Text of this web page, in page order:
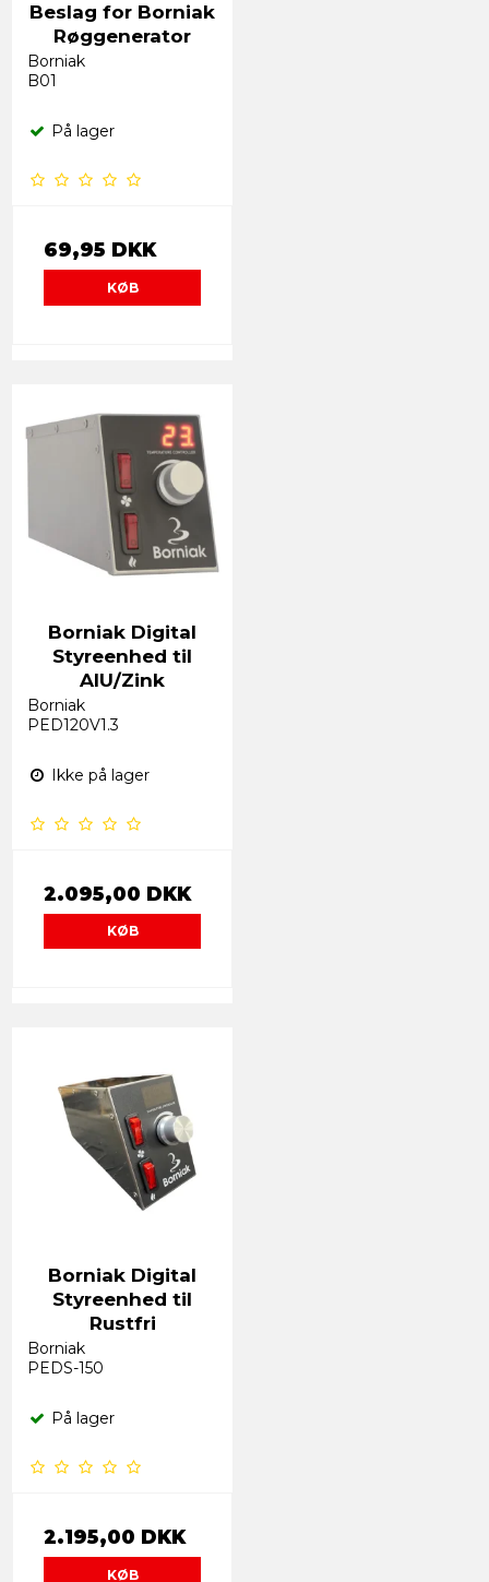
Beslag for Borniak
Røggenerator
Borniak
B01
På lager
69,95 DKK
KØB
Borniak Digital
Styreenhed til
AlU/Zink
Borniak
PED120V1.3
Ikke på lager
2.095,00 DKK
KØB
Borniak Digital
Styreenhed til
Rustfri
Borniak
PEDS-150
På lager
2.195,00 DKK
KØB